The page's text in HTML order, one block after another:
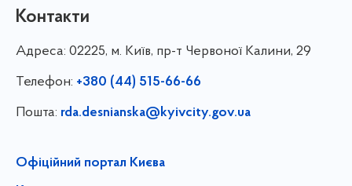
Контакти
Адреса: 02225, м. Київ, пр-т Червоної Калини, 29
Телефон: +380 (44) 515-66-66
Пошта: rda.desnianska@kyivcity.gov.ua
Офіційний портал Києва